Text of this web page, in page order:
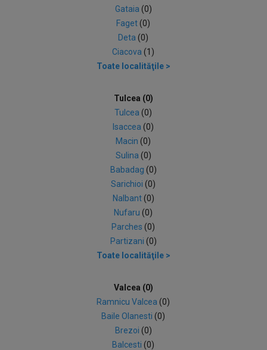
Gataia (0)
Faget (0)
Deta (0)
Ciacova (1)
Toate localităţile >
Tulcea (0)
Tulcea (0)
Isaccea (0)
Macin (0)
Sulina (0)
Babadag (0)
Sarichioi (0)
Nalbant (0)
Nufaru (0)
Parches (0)
Partizani (0)
Toate localităţile >
Valcea (0)
Ramnicu Valcea (0)
Baile Olanesti (0)
Brezoi (0)
Balcesti (0)